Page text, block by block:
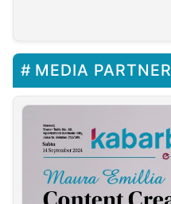
MEDIA PARTNER